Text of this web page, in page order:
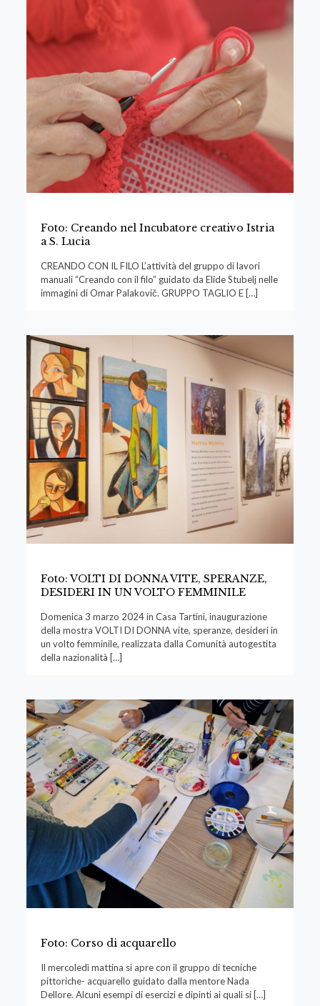
Foto: Creando nel Incubatore creativo Istria
a S. Lucia
CREANDO CON IL FILO L’attività del gruppo di lavori
manuali “Creando con il filo” guidato da Elide Stubelj nelle
immagini di Omar Palakovič. GRUPPO TAGLIO E[…]
Foto: VOLTI DI DONNA VITE, SPERANZE,
DESIDERI IN UN VOLTO FEMMINILE
Domenica 3 marzo 2024 in Casa Tartini, inaugurazione
della mostra VOLTI DI DONNA vite, speranze, desideri in
un volto femminile, realizzata dalla Comunità autogestita
della nazionalità […]
Foto: Corso di acquarello
Il mercoledì mattina si apre con il gruppo di tecniche
pittoriche- acquarello guidato dalla mentore Nada
Dellore. Alcuni esempi di esercizi e dipinti ai quali si[…]